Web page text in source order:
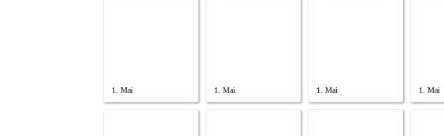
1. Mai 1. Mai 1. Mai 1. Mai